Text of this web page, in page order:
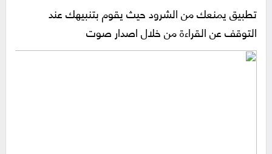
تطبيق يمنعك من الشرود حيث يقوم بتنبيهك عند
التوقف عن القراءة من خلال اصدار صوت